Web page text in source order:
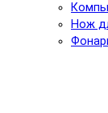
Нож